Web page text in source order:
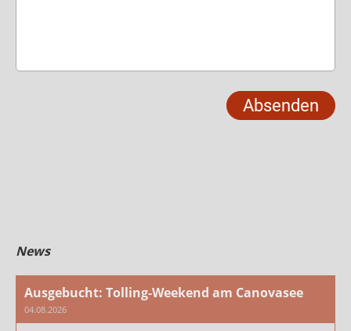
News
Ausgebucht: Tolling-Weekend am Canovasee
04.08.2026